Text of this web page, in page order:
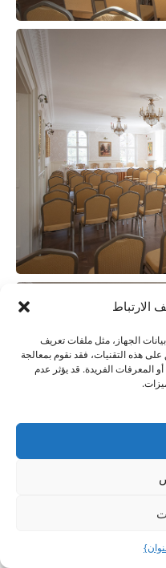
الارتباط
الجهاز، مثل ملفات تعريف
هذه التقنيات، فقد نقوم بمعالجة
المعرفات الفريدة. قد يؤثر عدم